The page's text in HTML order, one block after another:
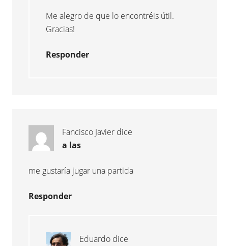
Me alegro de que lo encontréis útil.
Gracias!
Responder
Fancisco Javier dice
a las
me gustaría jugar una partida
Responder
Eduardo dice